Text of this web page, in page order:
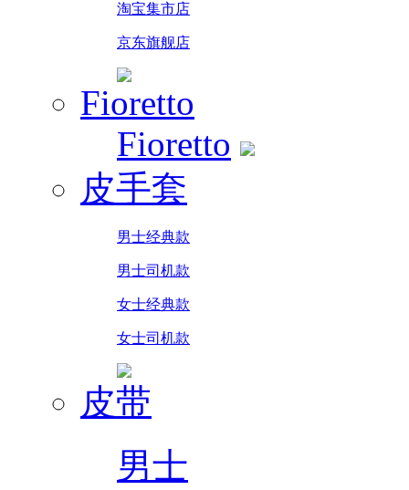
淘宝集市店
京东旗舰店
Fioretto
Fioretto
皮手套
男士经典款
男士司机款
女士经典款
女士司机款
皮带
男士